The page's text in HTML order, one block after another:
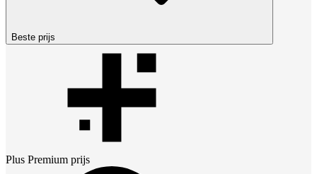
Beste prijs
Plus Premium prijs